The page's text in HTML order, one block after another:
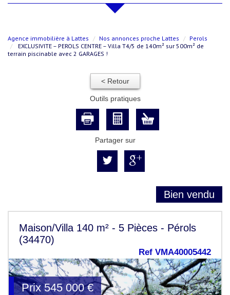
Agence immobilière à Lattes Nos annonces proche Lattes
Perols
EXCLUSIVITE – PEROLS CENTRE – Villa T4/5 de 140m² sur 500m² de
terrain piscinable avec 2 GARAGES !
< Retour
Outils pratiques
Partager sur
Bien vendu
Maison/Villa 140 m² - 5 Pièces - Pérols
(34470)
Ref VMA40005442
Prix 545 000 €